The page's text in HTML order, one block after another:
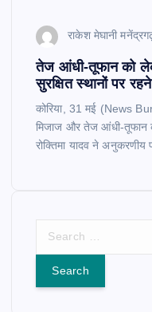
राकेश मेघानी
तेज आंधी-तूफान को
सुरक्षित स्थानों पर
कोरिया, 31 मई (News
मिजाज और तेज आंधी-तूफान
रोक्तिमा यादव ने